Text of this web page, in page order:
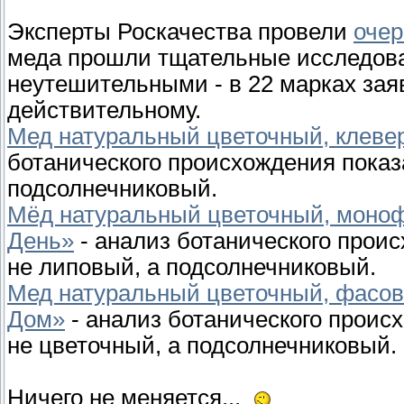
Эксперты Роскачества провели
меда прошли тщательные
неутешительными - в 22 марках
действительному.
Мед натуральный цветочный,
ботанического происхождения
подсолнечниковый.
Мёд натуральный цветочный,
День» - анализ ботанического
не липовый, а подсолнечниковый.
Мед натуральный цветочный,
Дом» - анализ ботанического
не цветочный, а подсолнечниковый.
Ничего не меняется...